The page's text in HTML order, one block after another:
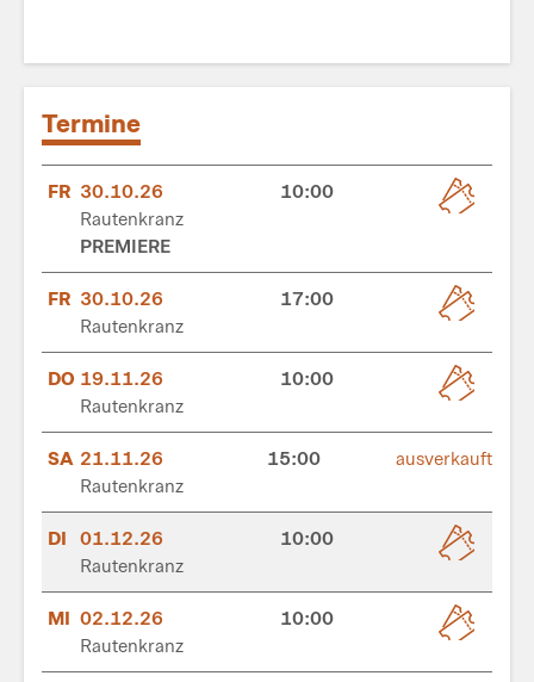
Termine
FR 30.10.26
10:00
Rautenkranz
PREMIERE
FR 30.10.26
17:00
Rautenkranz
DO 19.11.26
10:00
Rautenkranz
SA 21.11.26
15:00
Rautenkranz
ausverkauft
DI 01.12.26
10:00
Rautenkranz
MI 02.12.26
10:00
Rautenkranz